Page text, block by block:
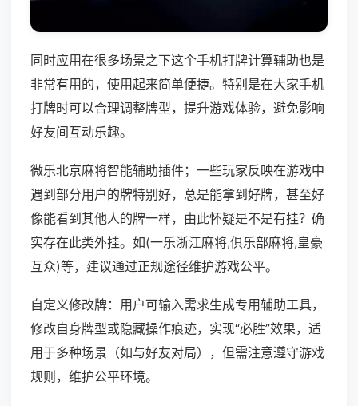
同时应用在很多场景之下这个手机打牌计算辅助也是
非常有用的，使用起来简单便捷。特别是在大家手机
打牌时可以合理调整牌型，提升游戏体验，避免影响
好友间互动乐趣。
微乐北京麻将智能辅助插件；一些玩家反映在游戏中
遇到部分用户的牌特别好，总是能拿到好牌，甚至好
像能看到其他人的牌一样，由此怀疑是不是有挂？确
实存在此类外挂。如(一乐浙江麻将,俱乐部麻将,皇豪
互众)等，建议通过正规途径维护游戏公平。
自定义修改牌：用户可输入需求生成专用辅助工具，
修改自身牌型或隐藏操作痕迹，实现“必胜”效果，适
用于多种场景（如与好友对局），但需注意遵守游戏
规则，维护公平环境。